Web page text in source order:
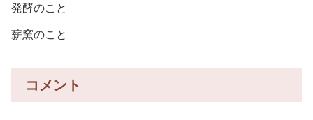
発酵のこと
薪窯のこと
コメント